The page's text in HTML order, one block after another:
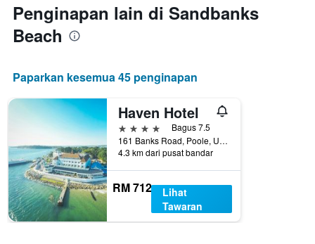
Penginapan lain di Sandbanks
Beach
Paparkan kesemua 45 penginapan
Haven Hotel
4 bintang
Bagus 7.5
161 Banks Road, Poole, United Kingdom
4.3 km dari pusat bandar
RM 712
Lihat
Tawaran